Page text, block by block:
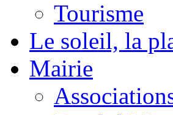
Tourisme
Le soleil, la
Mairie